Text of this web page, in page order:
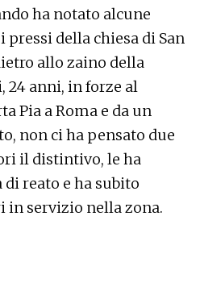
ha notato alcune
della chiesa di San
allo zaino della
24 anni, in forze al
Pia a Roma e da un
non ci ha pensato due
il distintivo, le ha
reato e ha subito
in servizio nella zona.